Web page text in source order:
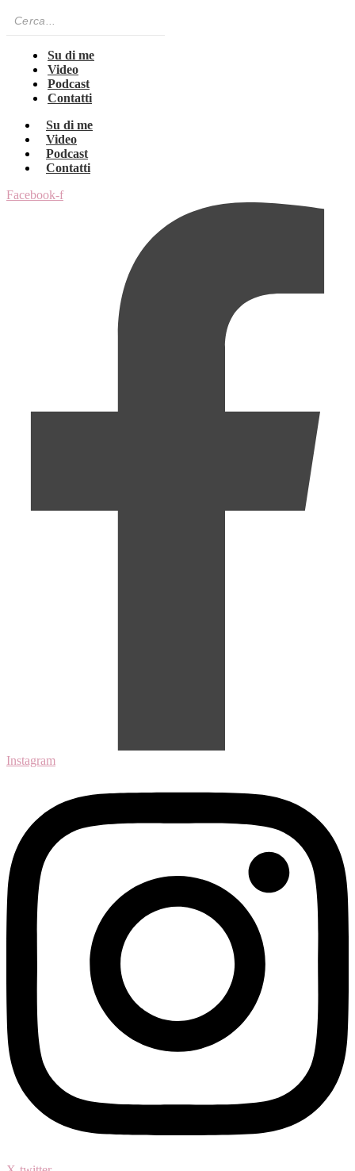
Su di me
Video
Podcast
Contatti
Su di me
Video
Podcast
Contatti
Facebook-f
Instagram